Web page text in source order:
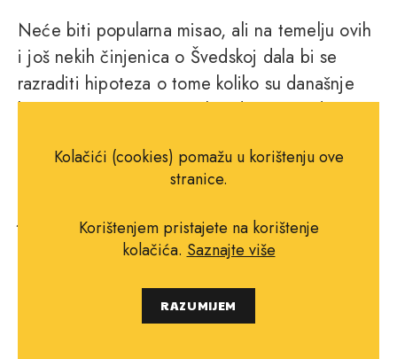
Neće biti popularna misao, ali na temelju ovih
i još nekih činjenica o Švedskoj dala bi se
razraditi hipoteza o tome koliko su današnje
lijevo orijentirane, socijalne države ujedno
elemente. Svako građansko društvo koje se
utapa u birokratskom aparatu (a Švedska ima
jedan od najjačih na svijetu; zaposlenici
državne i lokalne administracije čine oko
predispoziciju postati totalitarni režim. U
znanstvenom radu “Totalitarizam: političko,
Kolačići (cookies) pomažu u korištenju ove
stranice.
Korištenjem pristajete na korištenje
kolačića. Saznajte više
RAZUMIJEM